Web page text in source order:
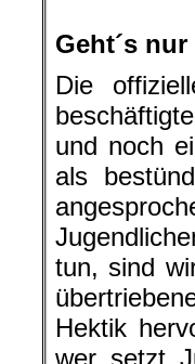
Geht´s
Die
und noch
als
tun, sind
Hektik